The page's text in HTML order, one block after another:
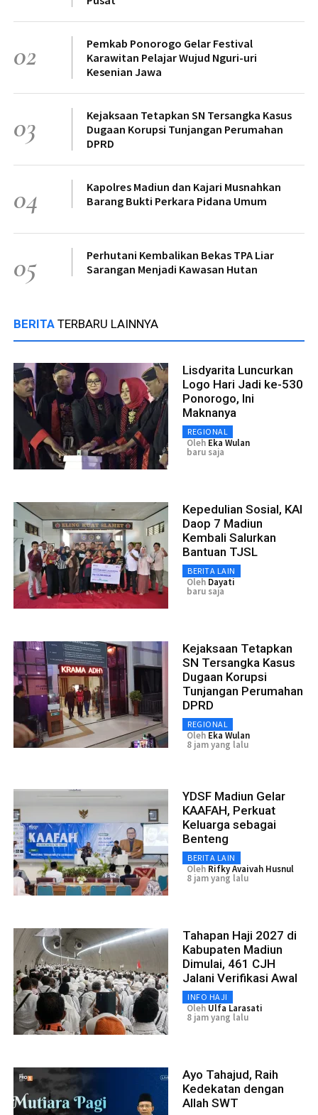
02
Pemkab Ponorogo Gelar Festival
Karawitan Pelajar Wujud Nguri-uri
Kesenian Jawa
03
Kejaksaan Tetapkan SN Tersangka Kasus
Dugaan Korupsi Tunjangan Perumahan
DPRD
04
Kapolres Madiun dan Kajari Musnahkan
Barang Bukti Perkara Pidana Umum
05
Perhutani Kembalikan Bekas TPA Liar
Sarangan Menjadi Kawasan Hutan
BERITA TERBARU LAINNYA
Lisdyarita Luncurkan
Logo Hari Jadi ke-530
Ponorogo, Ini
Maknanya
REGIONAL
Oleh Eka Wulan
baru saja
Kepedulian Sosial, KAI
Daop 7 Madiun
Kembali Salurkan
Bantuan TJSL
BERITA LAIN
Oleh Dayati
baru saja
Kejaksaan Tetapkan
SN Tersangka Kasus
Dugaan Korupsi
Tunjangan Perumahan
DPRD
REGIONAL
Oleh Eka Wulan
8 jam yang lalu
YDSF Madiun Gelar
KAAFAH, Perkuat
Keluarga sebagai
Benteng
BERITA LAIN
Oleh Rifky Avaivah Husnul
8 jam yang lalu
Tahapan Haji 2027 di
Kabupaten Madiun
Dimulai, 461 CJH
Jalani Verifikasi Awal
INFO HAJI
Oleh Ulfa Larasati
8 jam yang lalu
Ayo Tahajud, Raih
Kedekatan dengan
Allah SWT